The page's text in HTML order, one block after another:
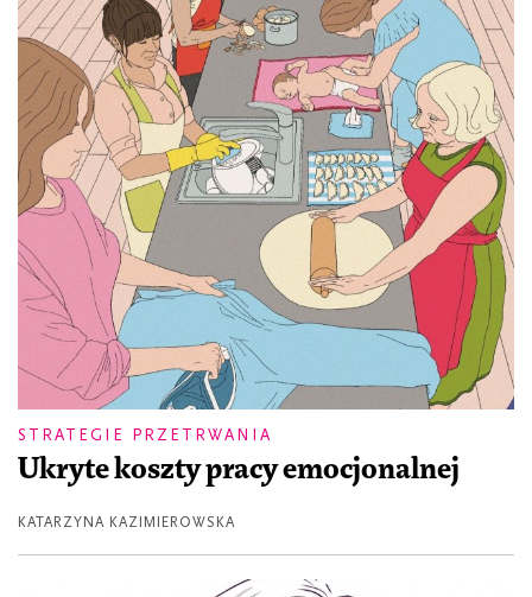
STRATEGIE PRZETRWANIA
Ukryte koszty pracy emocjonalnej
KATARZYNA KAZIMIEROWSKA